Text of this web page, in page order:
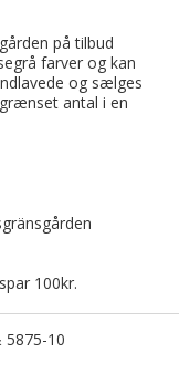
på tilbud
farver og kan
og sælges
antal i en
100kr.
5875-10